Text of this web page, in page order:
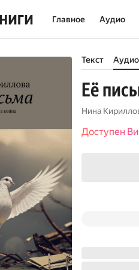
Главное Аудио
Текст Аудио
Её
Нина
Доступен